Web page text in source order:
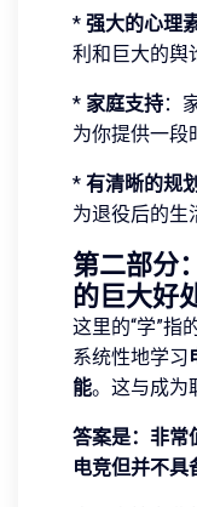
* 强大的心理
利和巨大的舆
* 家庭支持：
为你提供一段
* 有清晰的规
为退役后的生
第二部分
的巨大好
这里的“学”指
系统性地学习
能。这与成为
答案是：非常
电竞但并不具